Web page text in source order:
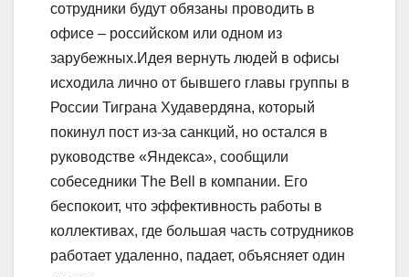
сотрудники будут обязаны проводить в
офисе – российском или одном из
зарубежных.Идея вернуть людей в офисы
исходила лично от бывшего главы группы в
России Тиграна Худавердяна, который
покинул пост из-за санкций, но остался в
руководстве «Яндекса», сообщили
собеседники The Bell в компании. Его
беспокоит, что эффективность работы в
коллективах, где большая часть сотрудников
работает удаленно, падает, объясняет один